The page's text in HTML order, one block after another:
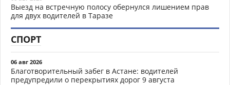
Выезд на встречную полосу обернулся лишением прав
для двух водителей в Таразе
СПОРТ
06 авг 2026
Благотворительный забег в Астане: водителей
предупредили о перекрытиях дорог 9 августа